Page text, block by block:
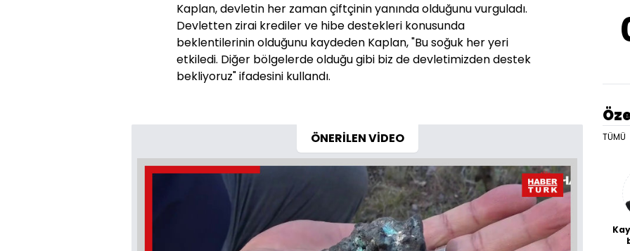
Kaplan, devletin her zaman çiftçinin yanında olduğunu vurguladı.
Devletten zirai krediler ve hibe destekleri konusunda
beklentilerinin olduğunu kaydeden Kaplan, "Bu soğuk her yeri
etkiledi. Diğer bölgelerde olduğu gibi biz de devletimizden destek
bekliyoruz" ifadesini kullandı.
ÖNERİLEN VİDEO TÜMÜ